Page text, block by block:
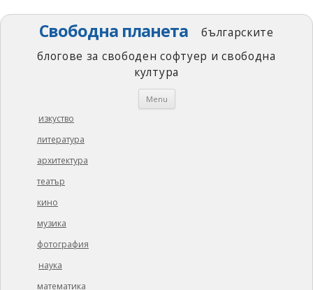
Свободна планета
българските
блогове за свободен софтуер и свободна
култура
Menu Skip
изкуство
литература
архитектура
театър
кино
музика
фотография
наука
математика